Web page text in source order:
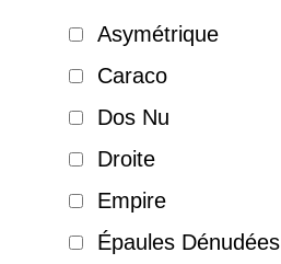
Asymétrique
Caraco
Dos Nu
Droite
Empire
Épaules Dénudées